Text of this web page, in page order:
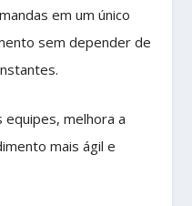
em um único
sem depender de
melhora a
mais ágil e